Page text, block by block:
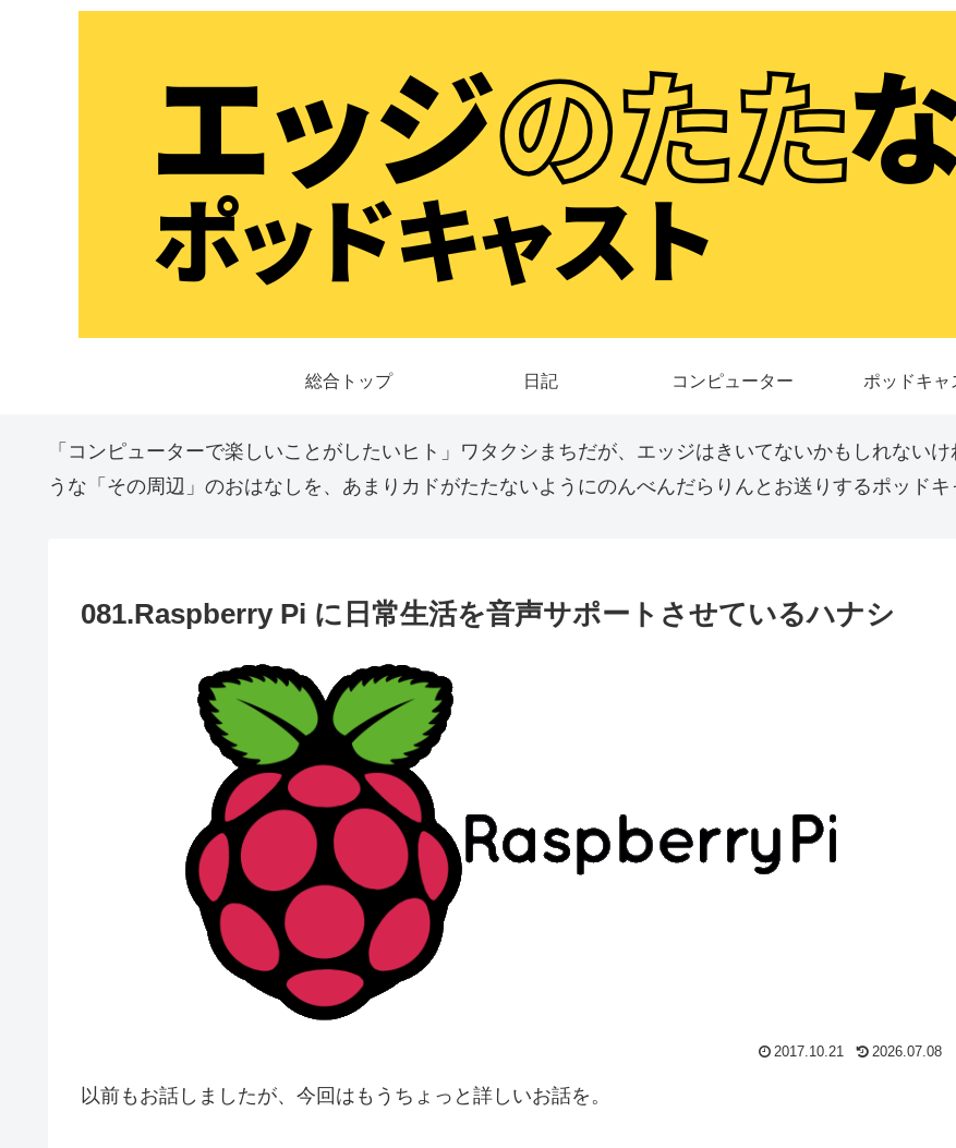
総合トップ 日記 コンピューター ポッドキャ
「コンピューターで楽しいことがしたいヒト」ワタクシまちだが、エッジはきいてないかもしれない
うな「その周辺」のおはなしを、あまりカドがたたないようにのんべんだらりんとお送りするポッド
081.Raspberry Pi に日常生活を音声サポートさせているハナシ
2017.10.21 2026.07.08
以前もお話しましたが、今回はもうちょっと詳しいお話を。